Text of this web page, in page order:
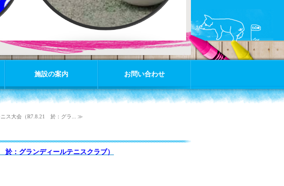
施設の案内 お問い合わせ
ス大会（R7.8.21 於：グラ... ≫
：グランディールテニスクラブ）